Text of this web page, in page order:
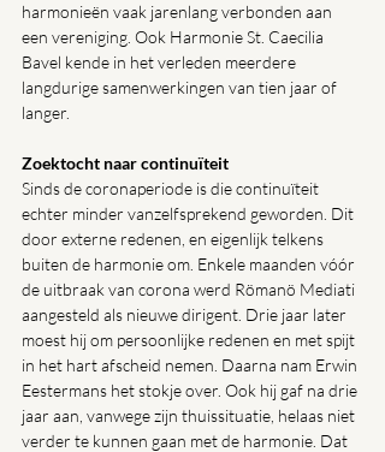
harmonieën vaak jarenlang verbonden aan
een vereniging. Ook Harmonie St. Caecilia
Bavel kende in het verleden meerdere
langdurige samenwerkingen van tien jaar of
langer.
Zoektocht naar continuïteit
Sinds de coronaperiode is die continuïteit
echter minder vanzelfsprekend geworden. Dit
door externe redenen, en eigenlijk telkens
buiten de harmonie om. Enkele maanden vóór
de uitbraak van corona werd Römanö Mediati
aangesteld als nieuwe dirigent. Drie jaar later
moest hij om persoonlijke redenen en met spijt
in het hart afscheid nemen. Daarna nam Erwin
Eestermans het stokje over. Ook hij gaf na drie
jaar aan, vanwege zijn thuissituatie, helaas niet
verder te kunnen gaan met de harmonie. Dat